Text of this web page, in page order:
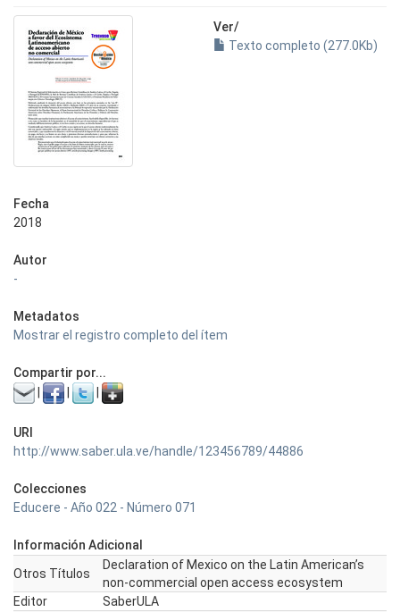
Ver/
Texto completo (277.0Kb)
Fecha
2018
Autor
-
Metadatos
Mostrar el registro completo del ítem
Compartir por...
URI
http://www.saber.ula.ve/handle/123456789/44886
Colecciones
Educere - Año 022 - Número 071
Información Adicional
Otros Títulos
Declaration of Mexico on the Latin American’s
non-commercial open access ecosystem
Editor
SaberULA